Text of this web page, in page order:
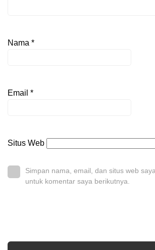
Nama *
Email *
Situs Web
Simpan nama, email, dan situs web
untuk komentar saya berikutnya.